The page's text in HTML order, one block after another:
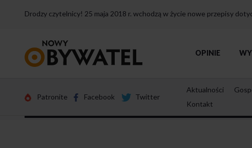
Drodzy czytelnicy! 25 maja 2018 r. wchodzą w życie nowe przepisy
strony
OPINIE
Patronite Facebook Twitter
Aktualności
Kontakt